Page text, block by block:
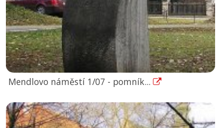
Mendlovo náměstí 1/07 - pomník...